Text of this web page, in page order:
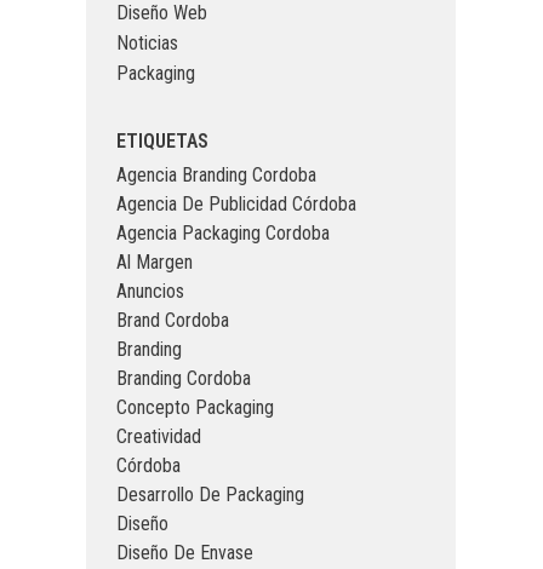
Diseño Web
Noticias
Packaging
ETIQUETAS
Agencia Branding Cordoba
Agencia De Publicidad Córdoba
Agencia Packaging Cordoba
Al Margen
Anuncios
Brand Cordoba
Branding
Branding Cordoba
Concepto Packaging
Creatividad
Córdoba
Desarrollo De Packaging
Diseño
Diseño De Envase